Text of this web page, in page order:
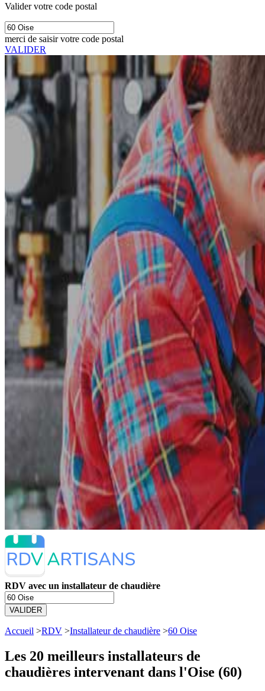
Valider votre code postal
merci de saisir votre code postal
VALIDER
RDV avec un installateur de chaudière
VALIDER
Accueil >RDV >Installateur de chaudière >60 Oise
Les 20 meilleurs installateurs de
chaudières intervenant dans l'Oise (60)